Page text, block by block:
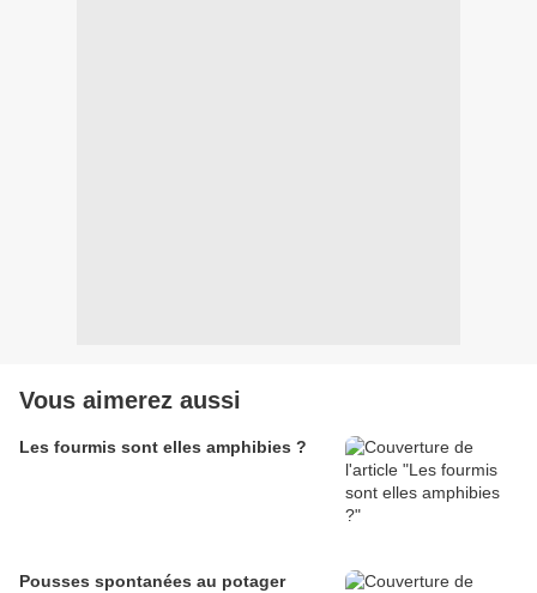
Vous aimerez aussi
Les fourmis sont elles amphibies ?
Pousses spontanées au potager